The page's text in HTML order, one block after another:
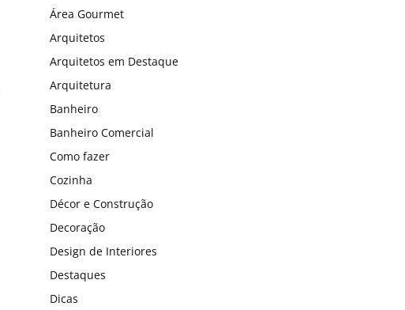
Área Gourmet
Arquitetos
Arquitetos em Destaque
Arquitetura
Banheiro
Banheiro Comercial
Como fazer
Cozinha
Décor e Construção
Decoração
Design de Interiores
Destaques
Dicas